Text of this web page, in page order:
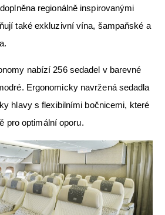
regionálně inspirovanými
také exkluzivní vína, šampaňské a
nabízí 256 sedadel v barevné
Ergonomicky navržená sedadla
hlavy s flexibilními bočnicemi, které
pro optimální oporu.